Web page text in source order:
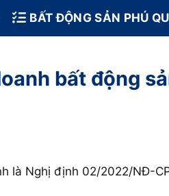
BẤT ĐỘNG SẢN PHÚ
bất động
là Nghị định 02/2022/NĐ-